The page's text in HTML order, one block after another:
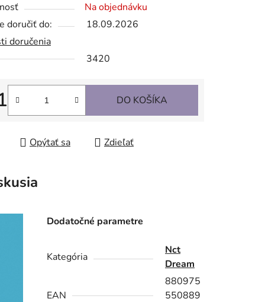
Na objednávku
doručiť do:
18.09.2026
doručenia
3420
cena:
DO KOŠÍKA
Opýtať sa Zdieľať
Dodatočné parametre
Kategória
Nct
Dream
EAN
880975
550889